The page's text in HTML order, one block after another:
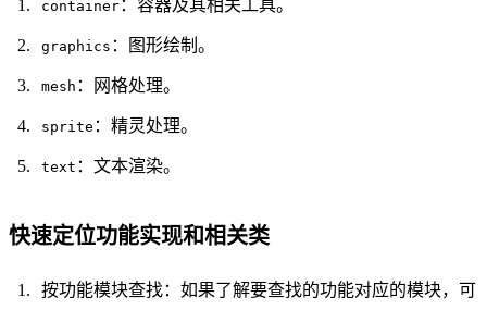
container ：容器及其相关工具。
graphics ：图形绘制。
mesh ：网格处理。
sprite ：精灵处理。
text ：文本渲染。
快速定位功能实现和相关类
按功能模块查找：如果了解要查找的功能对应的模块，可